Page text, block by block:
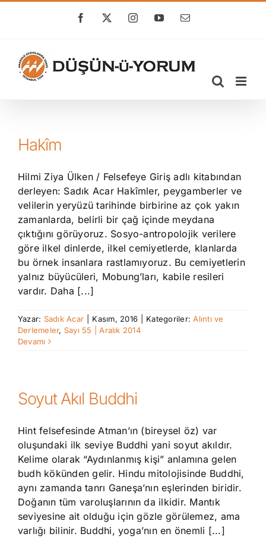
Facebook
X InstagramYouTube
E-
Hakîm
Hilmi Ziya Ülken / Felsefeye Giriş adlı kitabından
derleyen: Sadık Acar Hakîmler, peygamberler ve
velilerin yeryüzü tarihinde birbirine az çok yakın
zamanlarda, belirli bir çağ içinde meydana
çıktığını görüyoruz. Sosyo-antropolojik verilere
göre ilkel dinlerde, ilkel cemiyetlerde, klanlarda
bu örnek insanlara rastlamıyoruz. Bu cemiyetlerin
yalnız büyücüleri, Mobung’ları, kabile resileri
vardır. Daha [...]
Yazar: Sadık Acar Kasım, 2016 Kategoriler:Alıntı ve
Derlemeler, Sayı 55 | Aralık 2014
Devamı
Soyut Akıl Buddhi
Hint felsefesinde Atman’ın (bireysel öz) var
oluşundaki ilk seviye Buddhi yani soyut akıldır.
Kelime olarak “Aydınlanmış kişi” anlamına gelen
budh kökünden gelir. Hindu mitolojisinde Buddhi,
aynı zamanda tanrı Ganeşa’nın eşlerinden biridir.
Doğanın tüm varoluşlarının da ilkidir. Mantık
seviyesine ait olduğu için gözle görülemez, ama
varlığı bilinir. Buddhi, yoga’nın en önemli [...]